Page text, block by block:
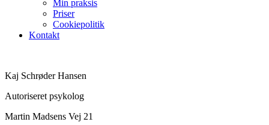
Min praksis
Priser
Cookiepolitik
Kontakt
Kaj Schrøder Hansen
Autoriseret psykolog
Martin Madsens Vej 21